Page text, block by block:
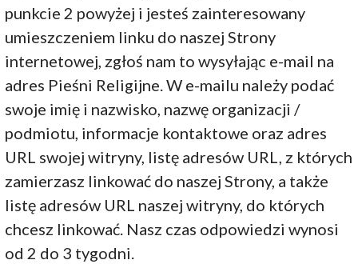
punkcie 2 powyżej i jesteś zainteresowany
umieszczeniem linku do naszej Strony
internetowej, zgłoś nam to wysyłając e-mail na
adres Pieśni Religijne. W e-mailu należy podać
swoje imię i nazwisko, nazwę organizacji /
podmiotu, informacje kontaktowe oraz adres
URL swojej witryny, listę adresów URL, z których
zamierzasz linkować do naszej Strony, a także
listę adresów URL naszej witryny, do których
chcesz linkować. Nasz czas odpowiedzi wynosi
od 2 do 3 tygodni.